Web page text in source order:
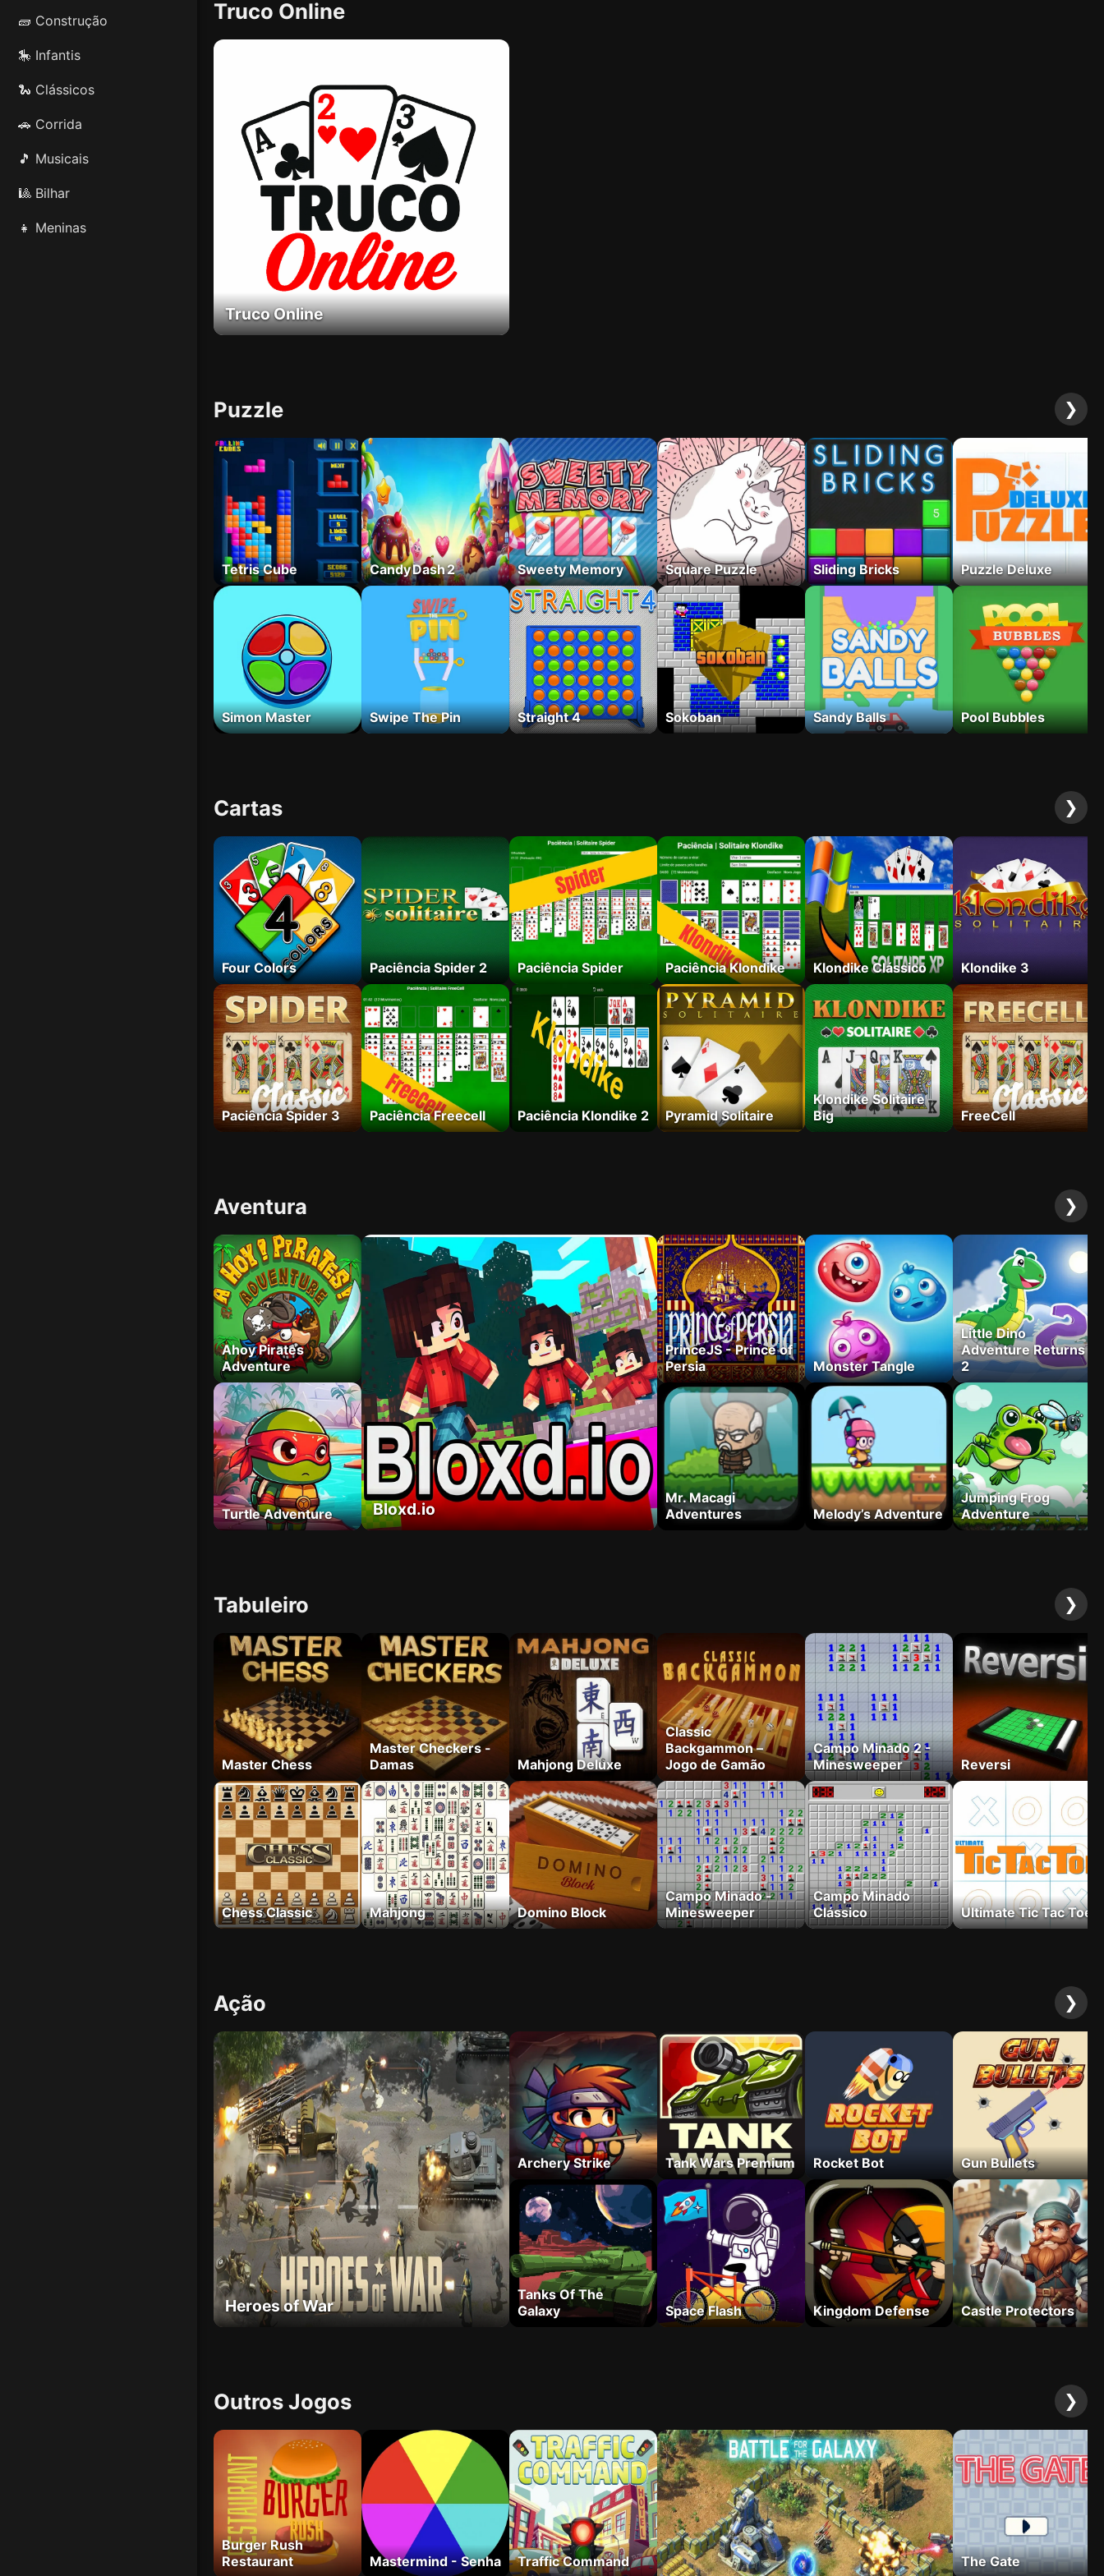
🧱 Construção
🎠 Infantis
🐍 Clássicos
🚗 Corrida
🎵 Musicais
🎱 Bilhar
👧 Meninas
Truco Online
Truco Online
Puzzle ❯
Tetris Cube
Simon Master
Candy Dash 2
Swipe The Pin
Sweety Memory
Straight 4
Square Puzzle
Sokoban
Sliding Bricks
Sandy Balls
Puzzle Deluxe
Pool Bubbles
Cartas ❯
Four Colors
Paciência Spider 3
Paciência Spider 2
Paciência Freecell
Paciência Spider
Paciência Klondike 2
Paciência Klondike
Pyramid Solitaire
Klondike Clássico
Klondike Solitaire
Big
Klondike 3
FreeCell
Aventura ❯
Ahoy Pirates
Adventure
Turtle Adventure Bloxd.io
PrinceJS - Prince of
Persia
Mr. Macagi
Adventures
Monster Tangle
Melody’s Adventure
Little Dino
Adventure Returns
2
Jumping Frog
Adventure
Tabuleiro ❯
Master Chess
Chess Classic
Master Checkers -
Damas
Mahjong
Mahjong Deluxe
Domino Block
Classic
Backgammon –
Jogo de Gamão
Campo Minado -
Minesweeper
Campo Minado 2 -
Minesweeper
Campo Minado
Clássico
Reversi
Ultimate Tic Tac Toe
Ação ❯
Heroes of War
Archery Strike
Tanks Of The
Galaxy
Tank Wars Premium
Space Flash
Rocket Bot
Kingdom Defense
Gun Bullets
Castle Protectors
Outros Jogos ❯
Burger Rush
Restaurant
Mastermind - Senha Traffic Command The Gate